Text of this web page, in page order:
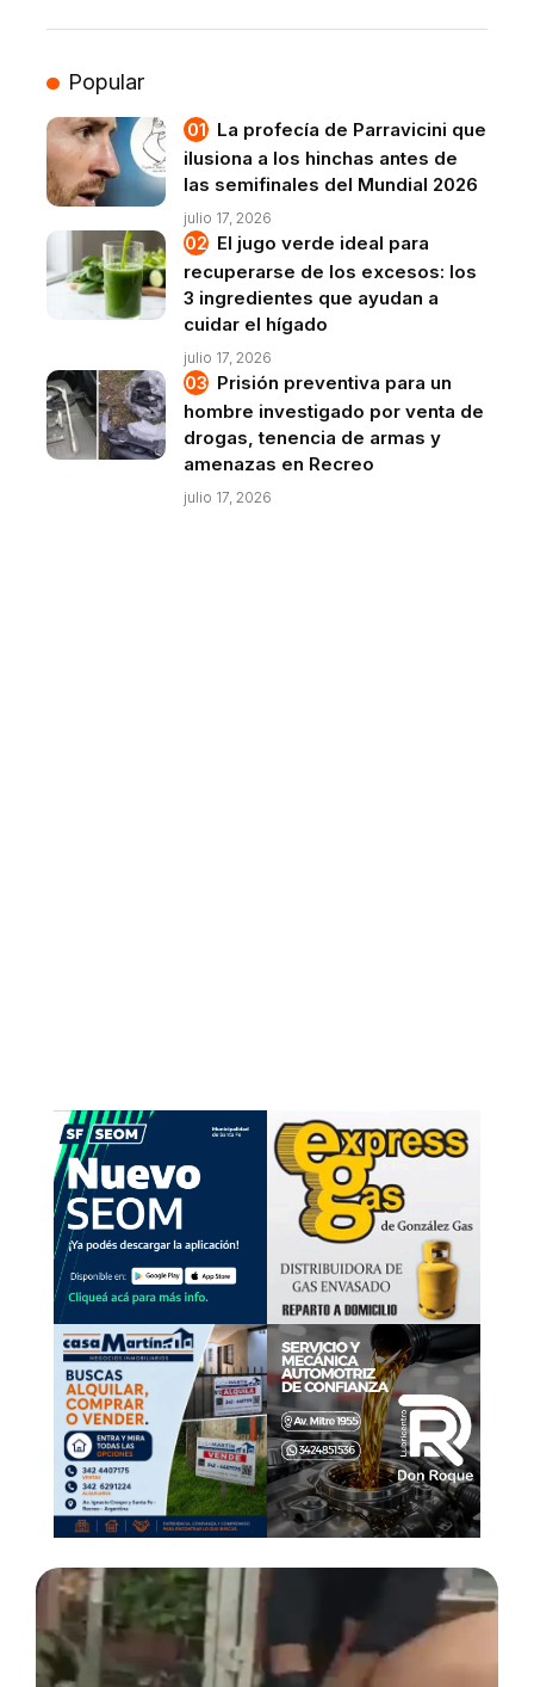
Popular
La profecía de Parravicini que
ilusiona a los hinchas antes de
las semifinales del Mundial 2026
julio 17, 2026
El jugo verde ideal para
recuperarse de los excesos: los
3 ingredientes que ayudan a
cuidar el hígado
julio 17, 2026
Prisión preventiva para un
hombre investigado por venta de
drogas, tenencia de armas y
amenazas en Recreo
julio 17, 2026